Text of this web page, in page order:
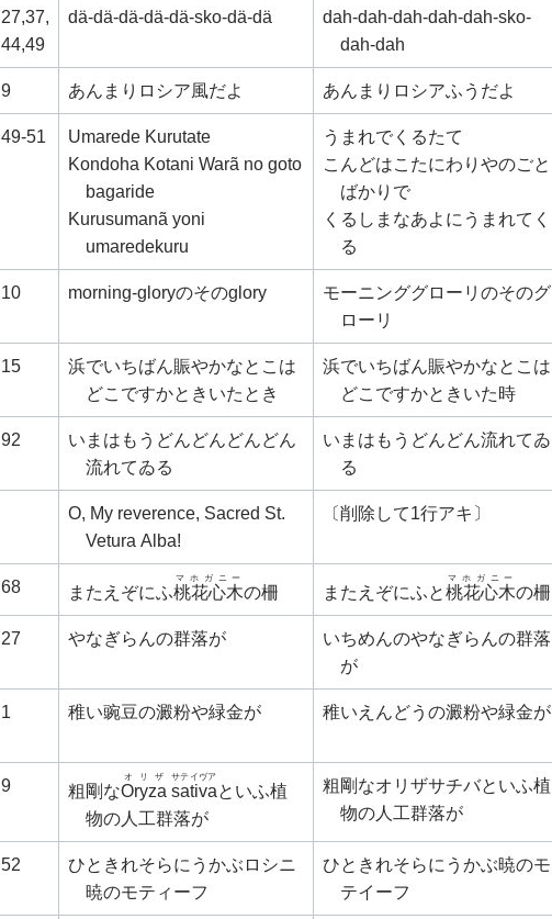
27,37,
44,49
dä-dä-dä-dä-dä-sko-dä-dä
dah-dah-dah-dah-dah-sko-
dah-dah
9 あんまりロシア風だよ あんまりロシアふうだよ
49-51
Umarede Kurutate
Kondoha Kotani Warã no goto
bagaride
Kurusumanã yoni
umaredekuru
うまれでくるたて
こんどはこたにわりやのごと
ばかりで
くるしまなあよにうまれてく
る
10 morning-gloryのそのglory
モーニンググローリのそのグ
ローリ
15
浜でいちばん賑やかなとこは
どこですかときいたとき
浜でいちばん賑やかなとこは
どこですかときいた時
92
いまはもうどんどんどんどん
流れてゐる
いまはもうどんどん流れてゐ
る
O, My reverence, Sacred St.
Vetura Alba!
〔削除して1行アキ〕
68 またえぞにふ桃花心木
マホガニー
の柵 またえぞにふと桃花心木
マホガニー
の柵
27 やなぎらんの群落が
いちめんのやなぎらんの群落
が
1 稚い豌豆の澱粉や緑金が 稚いえんどうの澱粉や緑金が
9 粗剛なOryza
オリザ
sativa
サテイヴア
といふ植
物の人工群落が
粗剛なオリザサチバといふ植
物の人工群落が
52
ひときれそらにうかぶロシニ
暁のモティーフ
ひときれそらにうかぶ暁のモ
テイーフ